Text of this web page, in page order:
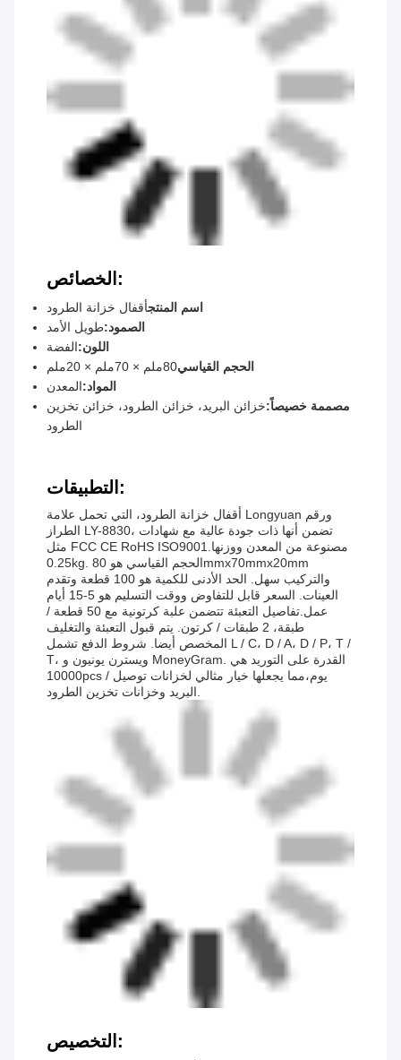
الخصائص:
اسم المنتجأقفال خزانة الطرود
الصمود:طويل الأمد
اللون:الفضة
الحجم القياسي80ملم × 70ملم × 20ملم
المواد:المعدن
مصممة خصيصاً:خزائن البريد، خزائن الطرود، خزائن تخزين
الطرود
التطبيقات:
أقفال خزانة الطرود، التي تحمل علامة Longyuan ورقم
الطراز LY-8830، تضمن أنها ذات جودة عالية مع شهادات
مثل FCC CE RoHS ISO9001.مصنوعة من المعدن ووزنها
0.25kg. الحجم القياسي هو 80mmx70mmx20mm
والتركيب سهل. الحد الأدنى للكمية هو 100 قطعة وتقدم
العينات. السعر قابل للتفاوض ووقت التسليم هو 5-15 أيام
عمل.تفاصيل التعبئة تتضمن علبة كرتونية مع 50 قطعة /
طبقة، 2 طبقات / كرتون. يتم قبول التعبئة والتغليف
المخصص أيضا. شروط الدفع تشمل L / C، D / A، D / P، T /
T، ويسترن يونيون و MoneyGram. القدرة على التوريد هي
10000pcs / يوم،مما يجعلها خيار مثالي لخزانات توصيل
البريد وخزانات تخزين الطرود.
التخصيص: